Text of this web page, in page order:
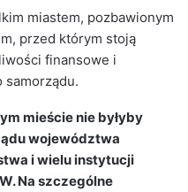
miastem, pozbawionym
przed którym stoją
finansowe i
mieście nie byłyby
województwa
i wielu instytucji
Na szczególne